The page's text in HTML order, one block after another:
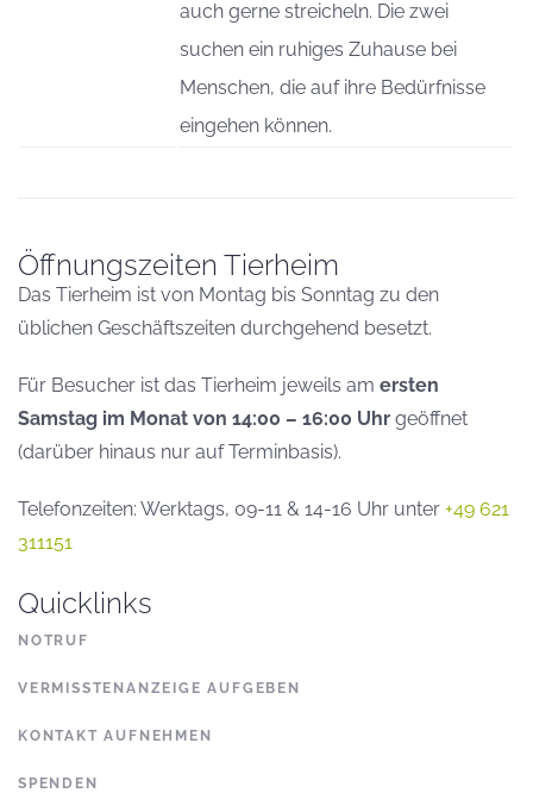
auch gerne streicheln. Die zwei
suchen ein ruhiges Zuhause bei
Menschen, die auf ihre Bedürfnisse
eingehen können.
Öffnungszeiten Tierheim
Das Tierheim ist von Montag bis Sonntag zu den
üblichen Geschäftszeiten durchgehend besetzt.
Für Besucher ist das Tierheim jeweils am ersten
Samstag im Monat von 14:00 – 16:00 Uhr geöffnet
(darüber hinaus nur auf Terminbasis).
Telefonzeiten: Werktags, 09-11 & 14-16 Uhr unter +49 621
311151
Quicklinks
NOTRUF
VERMISSTENANZEIGE AUFGEBEN
KONTAKT AUFNEHMEN
SPENDEN